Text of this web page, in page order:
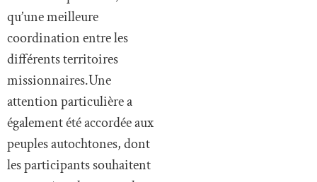
qu’une meilleure
coordination entre les
différents territoires
missionnaires.Une
attention particulière a
également été accordée aux
peuples autochtones, dont
les participants souhaitent